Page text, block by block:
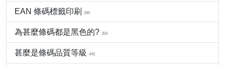
EAN 條碼標籤印刷 260
為甚麼條碼都是黑色的? 354
甚麼是條碼品質等級 445